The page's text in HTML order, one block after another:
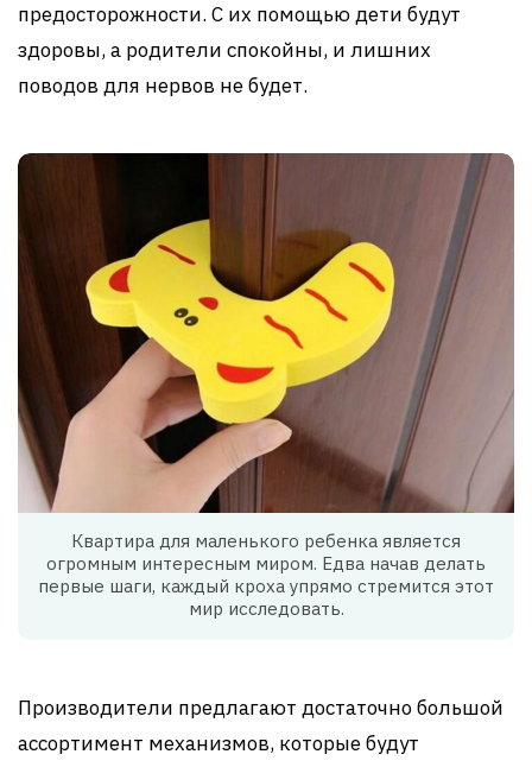
предосторожности. С их помощью дети будут
здоровы, а родители спокойны, и лишних
поводов для нервов не будет.
Квартира для маленького ребенка является
огромным интересным миром. Едва начав делать
первые шаги, каждый кроха упрямо стремится этот
мир исследовать.
Производители предлагают достаточно большой
ассортимент механизмов, которые будут